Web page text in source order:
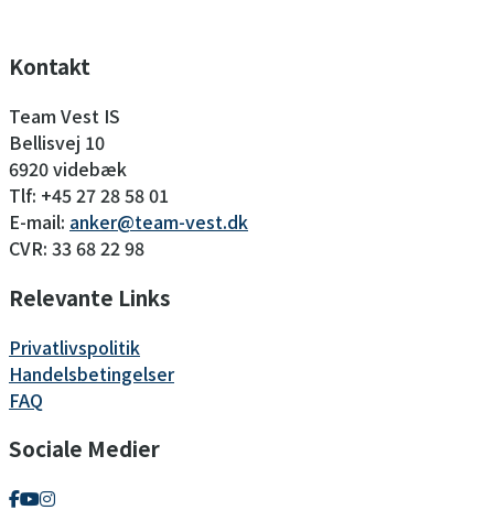
Kontakt
Team Vest IS
Bellisvej 10
6920 videbæk
Tlf: +45 27 28 58 01
E-mail: anker@team-vest.dk
CVR: 33 68 22 98
Relevante Links
Privatlivspolitik
Handelsbetingelser
FAQ
Sociale Medier